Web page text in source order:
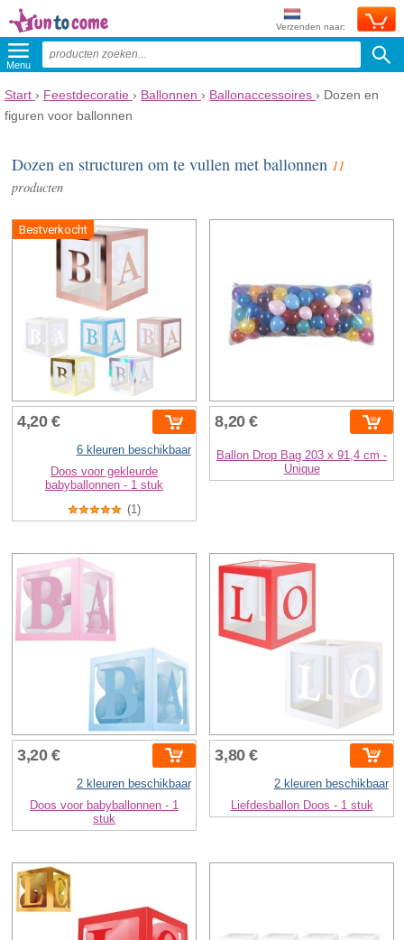
Verzenden naar:
Menu
Start › Feestdecoratie › Ballonnen › Ballonaccessoires › Dozen en
figuren voor ballonnen
Dozen en structuren om te vullen met ballonnen 11
producten
Bestverkocht
4,20 €
6 kleuren beschikbaar
Doos voor gekleurde
babyballonnen - 1 stuk
(1)
8,20 €
Ballon Drop Bag 203 x 91,4 cm -
Unique
3,20 €
2 kleuren beschikbaar
Doos voor babyballonnen - 1
stuk
3,80 €
2 kleuren beschikbaar
Liefdesballon Doos - 1 stuk